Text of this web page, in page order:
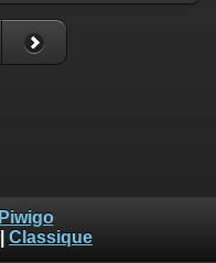
Piwigo
Classique